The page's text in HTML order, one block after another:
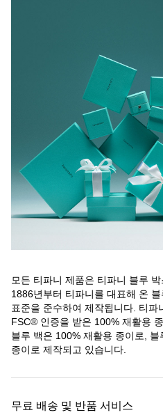
모든 티파니 제품은 티파니 블루
1886년부터 티파니를 대표해 온
표준을 준수하여 제작됩니다. 티
FSC® 인증을 받은 100% 재활용
블루 백은 100% 재활용 종이로,
종이로 제작되고 있습니다.
무료 배송 및 반품 서비스